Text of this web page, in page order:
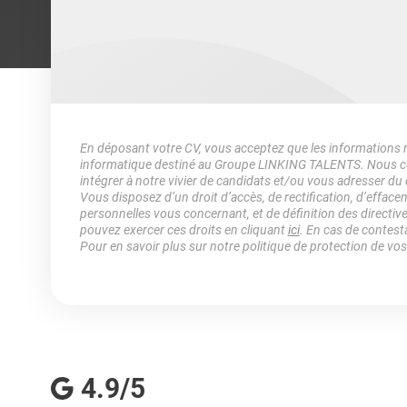
En déposant votre CV, vous acceptez que les informations
informatique destiné au Groupe LINKING TALENTS.
intégrer à notre vivier de candidats et/ou vous adresser du
Vous disposez d’un droit d’accès, de rectification,
personnelles vous concernant, et de définition des
pouvez exercer ces droits en cliquantici. En cas de
Pour en savoir plus sur notre politique de protection de
4.9/5